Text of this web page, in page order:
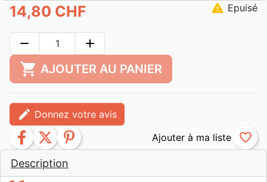
Description
14,80 CHF warning Epuisé
remove add
shopping_cart AJOUTER AU PANIER
edit Donnez votre avis
facebook twitter pinterest favorite_border